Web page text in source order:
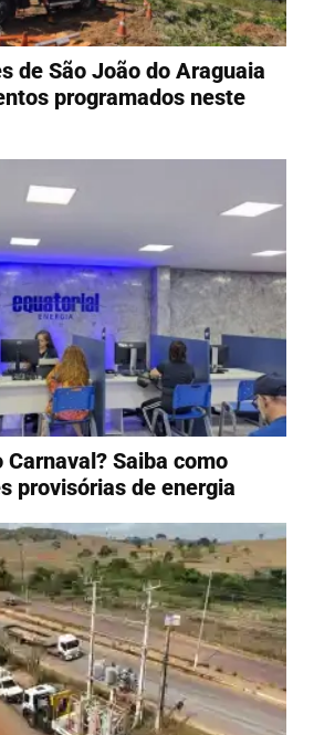
de São João do Araguaia
programados neste
Saiba como
provisórias de energia